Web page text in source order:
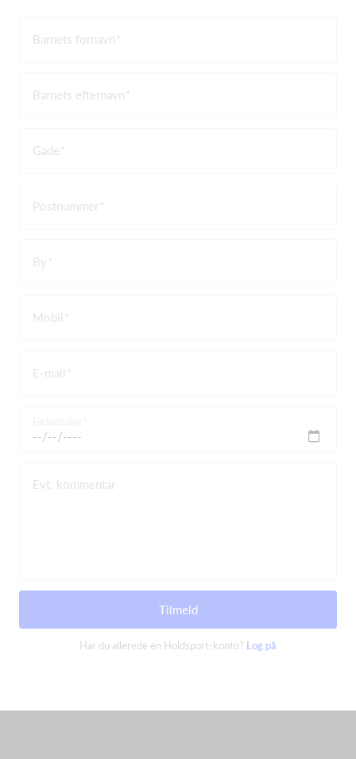
Barnets fornavn
Barnets efternavn
Gade
Postnummer
By
Mobil
E-mail
Evt. kommentar
Tilmeld
Har du allerede en Holdsport-konto? Log på